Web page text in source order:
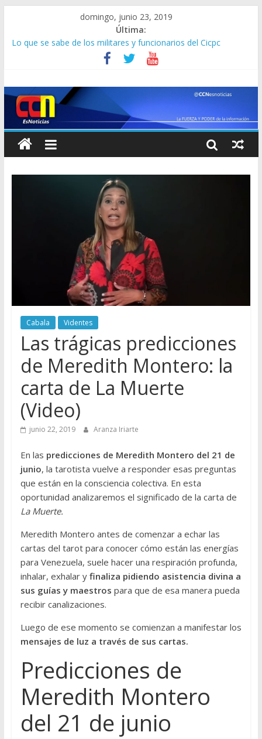
domingo, junio 23, 2019
Última:
Lo que se sabe de los militares y funcionarios del Cicpc
detenidos en las últimas horas
Corpoelec apuesta por un Frankenstein para el Zulia
crisis en Venezuela
Detienen a “El Yiyo” uno de los 10 más buscados en Carabobo
Detuvieron a dos venezolanos en Colombia por robarse un
taxi
Cabala Videntes
Las trágicas predicciones
de Meredith Montero: la
carta de La Muerte
(Video)
junio 22, 2019 Aranza Iriarte
En las predicciones de Meredith Montero del 21 de
junio, la tarotista vuelve a responder esas preguntas
que están en la consciencia colectiva. En esta
oportunidad analizaremos el significado de la carta de
La Muerte.
Meredith Montero antes de comenzar a echar las
cartas del tarot para conocer cómo están las energías
para Venezuela, suele hacer una respiración profunda,
inhalar, exhalar y finaliza pidiendo asistencia divina a
sus guías y maestros para que de esa manera pueda
recibir canalizaciones.
Luego de ese momento se comienzan a manifestar los
mensajes de luz a través de sus cartas.
Predicciones de
Meredith Montero
del 21 de junio